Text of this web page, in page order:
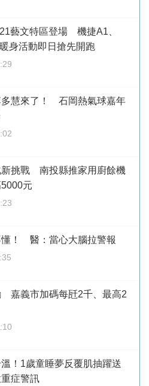
藝文特區登場 機捷A1、
身活動即日搶先開跑
多慧來了！ 石岡熱氣球嘉年
新挑戰 南投縣推家用廚餘機
5000元
懂！ 醫：當心大腦拉警報
嘉義市加碼每瓩2千、最高2
！1歲童睡夢反覆肌抽躍送
症警訊